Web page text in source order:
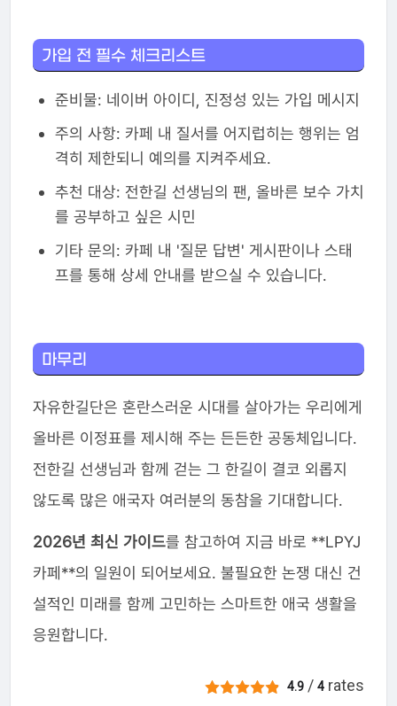
가입 전 필수 체크리스트
준비물: 네이버 아이디, 진정성 있는 가입 메시지
주의 사항: 카페 내 질서를 어지럽히는 행위는 엄
격히 제한되니 예의를 지켜주세요.
추천 대상: 전한길 선생님의 팬, 올바른 보수 가치
를 공부하고 싶은 시민
기타 문의: 카페 내 '질문 답변' 게시판이나 스태
프를 통해 상세 안내를 받으실 수 있습니다.
마무리
자유한길단은 혼란스러운 시대를 살아가는 우리에게
올바른 이정표를 제시해 주는 든든한 공동체입니다.
전한길 선생님과 함께 걷는 그 한길이 결코 외롭지
않도록 많은 애국자 여러분의 동참을 기대합니다.
2026년 최신 가이드를 참고하여 지금 바로 **LPYJ
카페**의 일원이 되어보세요. 불필요한 논쟁 대신 건
설적인 미래를 함께 고민하는 스마트한 애국 생활을
응원합니다.
4.9 /4 rates